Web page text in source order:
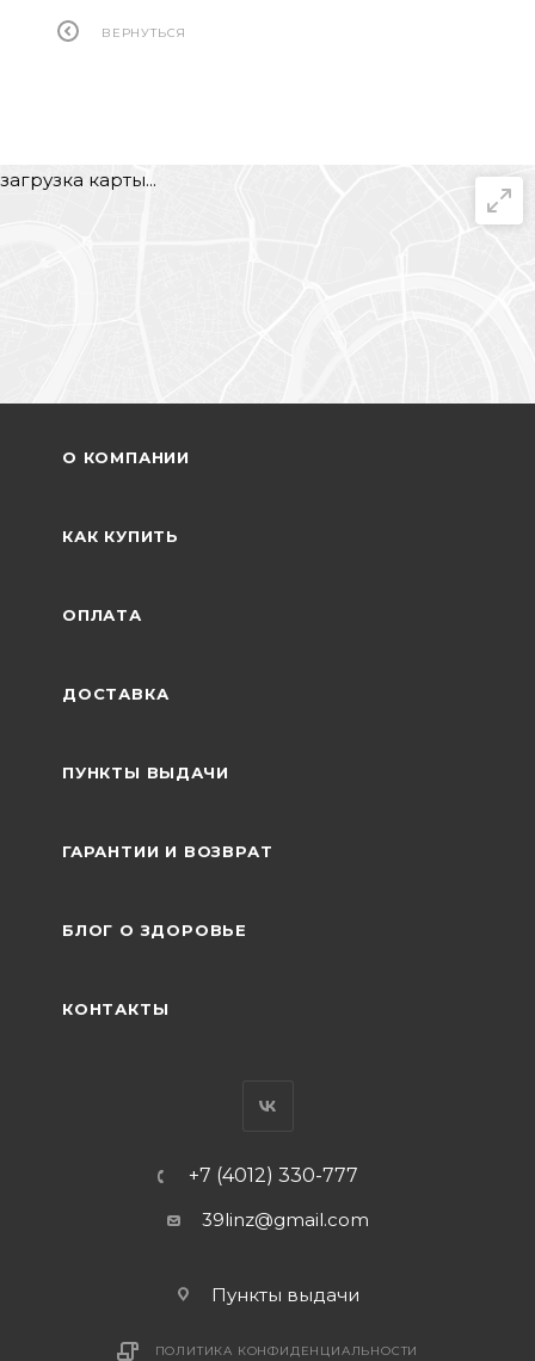
ВЕРНУТЬСЯ
загрузка карты...
О КОМПАНИИ
КАК КУПИТЬ
ОПЛАТА
ДОСТАВКА
ПУНКТЫ ВЫДАЧИ
ГАРАНТИИ И ВОЗВРАТ
БЛОГ О ЗДОРОВЬЕ
КОНТАКТЫ
+7 (4012) 330-777
39linz@gmail.com
Пункты выдачи
ПОЛИТИКА КОНФИДЕНЦИАЛЬНОСТИ